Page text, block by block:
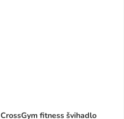
CrossGym fitness švihadlo